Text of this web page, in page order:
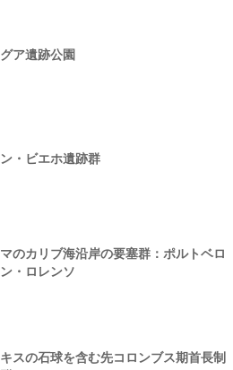
ア遺跡公園
・ビエホ遺跡群
のカリブ海沿岸の要塞群：ポルトベロ
・ロレンソ
スの石球を含む先コロンブス期首長制